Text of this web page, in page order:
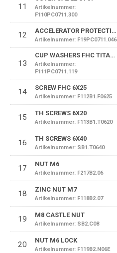
11
Artikelnummer:
F110PC0711.300
12 ACCELERATOR PROTECTIVE SLEEVE PROTECTION
Artikelnummer: F19PC0711.046
13
CUP WASHERS FHC TITANE 6mm
Artikelnummer:
F111PC0711.119
14 SCREW FHC 6X25
Artikelnummer: F112B1.F0625
15 TH SCREWS 6X20
Artikelnummer: F113B1.T0620
16 TH SCREWS 6X40
Artikelnummer: SB1.T0640
17 NUT M6
Artikelnummer: F217B2.06
18 ZINC NUT M7
Artikelnummer: F118B2.07
19 M8 CASTLE NUT
Artikelnummer: SB2.C08
20 NUT M6 LOCK
Artikelnummer: F119B2.N06E